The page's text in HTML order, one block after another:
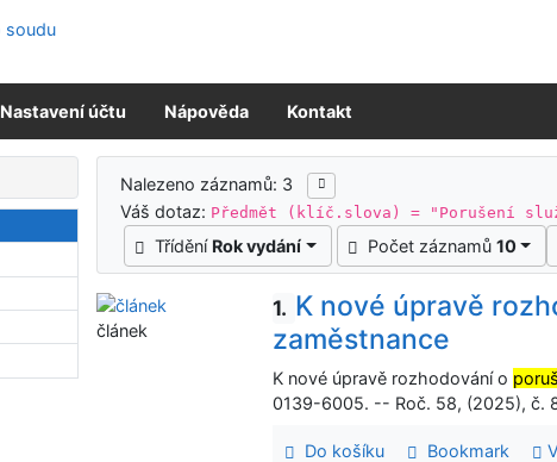
Nastavení účtu Nápověda Kontakt
Výsledky vyhledávání
Nalezeno záznamů: 3
Váš dotaz: Předmět (klíč.slova) = "Porušení
Třídění Rok vydání Počet záznamů 10
1. K nové úpravě
zaměstnance
K nové úpravě rozhodování o
0139-6005. -- Roč. 58, (2025), č.
Do košíku Bookmark
článek